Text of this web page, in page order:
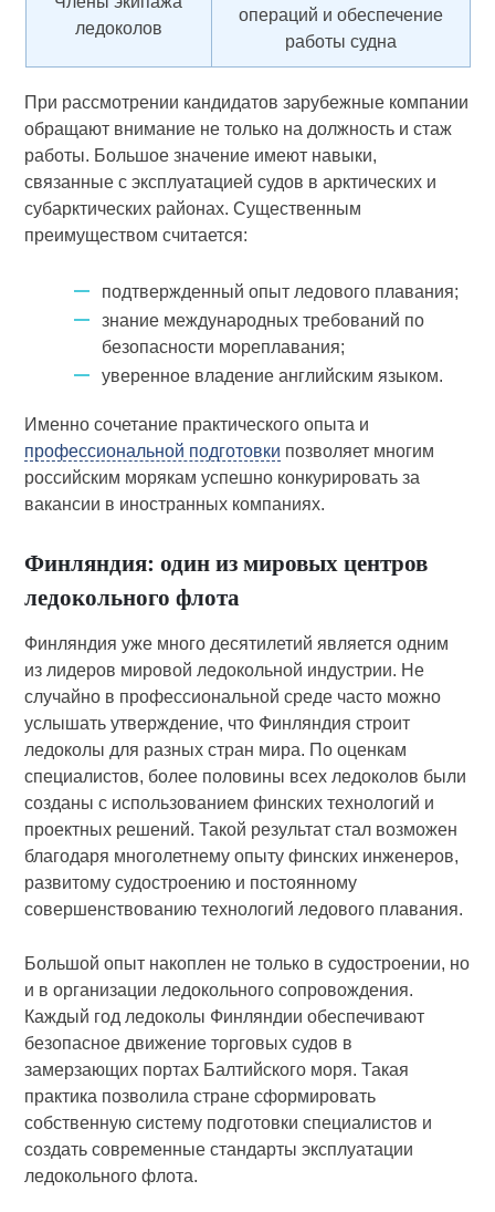
ледоколов
операций и обеспечение
работы судна
При рассмотрении кандидатов зарубежные компании
обращают внимание не только на должность и стаж
работы. Большое значение имеют навыки,
связанные с эксплуатацией судов в арктических и
субарктических районах. Существенным
преимуществом считается:
подтвержденный опыт ледового плавания;
знание международных требований по
безопасности мореплавания;
уверенное владение английским языком.
Именно сочетание практического опыта и
профессиональной подготовки позволяет многим
российским морякам успешно конкурировать за
вакансии в иностранных компаниях.
Финляндия: один из мировых центров
ледокольного флота
Финляндия уже много десятилетий является одним
из лидеров мировой ледокольной индустрии. Не
случайно в профессиональной среде часто можно
услышать утверждение, что Финляндия строит
ледоколы для разных стран мира. По оценкам
специалистов, более половины всех ледоколов были
созданы с использованием финских технологий и
проектных решений. Такой результат стал возможен
благодаря многолетнему опыту финских инженеров,
развитому судостроению и постоянному
совершенствованию технологий ледового плавания.
Большой опыт накоплен не только в судостроении, но
и в организации ледокольного сопровождения.
Каждый год ледоколы Финляндии обеспечивают
безопасное движение торговых судов в
замерзающих портах Балтийского моря. Такая
практика позволила стране сформировать
собственную систему подготовки специалистов и
создать современные стандарты эксплуатации
ледокольного флота.